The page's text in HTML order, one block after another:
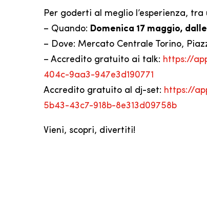
Per goderti al meglio l’esperienza,
– Quando: Domenica 17 maggio,
– Dove: Mercato Centrale Torino,
– Accredito gratuito ai talk: https://
404c-9aa3-947e3d190771
Accredito gratuito al dj-set: https://
5b43-43c7-918b-8e313d09758b
Vieni, scopri, divertiti!